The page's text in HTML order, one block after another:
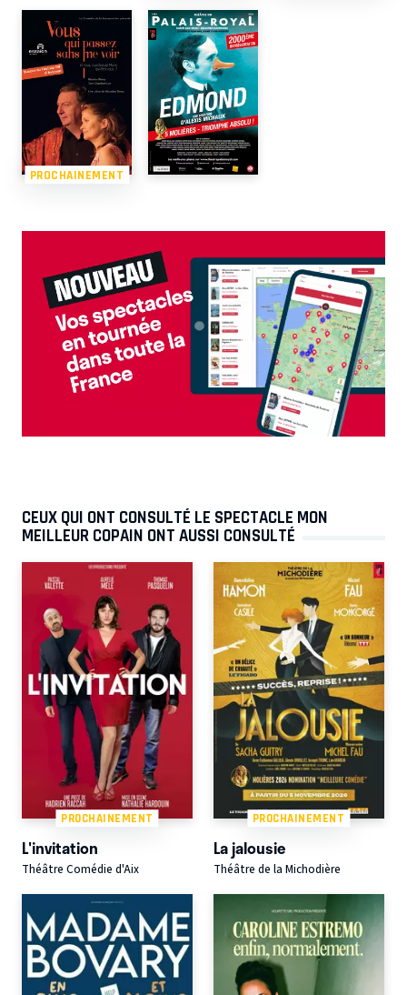
PROCHAINEMENT
CEUX QUI ONT CONSULTÉ LE SPECTACLE MON
MEILLEUR COPAIN ONT AUSSI CONSULTÉ
PROCHAINEMENT
L'invitation
Théâtre Comédie d'Aix
PROCHAINEMENT
La jalousie
Théâtre de la Michodière